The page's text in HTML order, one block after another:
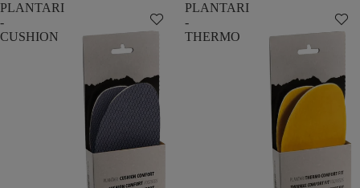
PLANTARI
-
CUSHION
PLANTARI
-
THERMO